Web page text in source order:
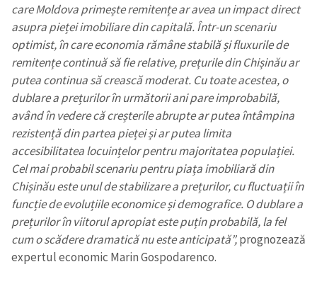
care Moldova primește remitențe ar avea un impact direct
asupra pieței imobiliare din capitală. Într-un scenariu
optimist, în care economia rămâne stabilă și fluxurile de
remitențe continuă să fie relative, prețurile din Chișinău ar
putea continua să crească moderat. Cu toate acestea, o
dublare a prețurilor în următorii ani pare improbabilă,
având în vedere că creșterile abrupte ar putea întâmpina
rezistență din partea pieței și ar putea limita
accesibilitatea locuințelor pentru majoritatea populației.
Cel mai probabil scenariu pentru piața imobiliară din
Chișinău este unul de stabilizare a prețurilor, cu fluctuații în
funcție de evoluțiile economice și demografice. O dublare a
prețurilor în viitorul apropiat este puțin probabilă, la fel
cum o scădere dramatică nu este anticipată”,prognozează
expertul economic Marin Gospodarenco.